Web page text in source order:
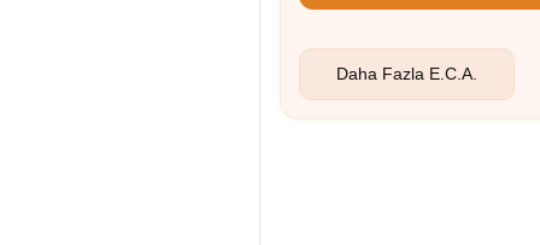
Daha Fazla E.C.A.